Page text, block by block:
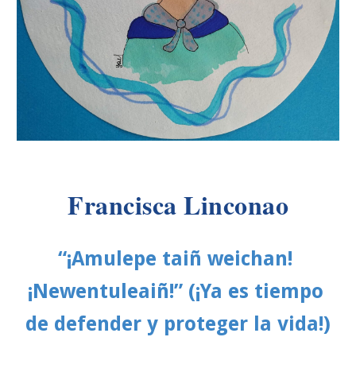
Francisca Linconao
“¡Amulepe taiñ weichan!
¡Newentuleaiñ!” (¡Ya es tiempo
de defender y proteger la vida!)